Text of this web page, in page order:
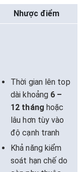
Nhược điểm
Thời gian lên top
dài khoảng 6 –
12 tháng hoặc
lâu hơn tùy vào
độ cạnh tranh
Khả năng kiểm
soát hạn chế do